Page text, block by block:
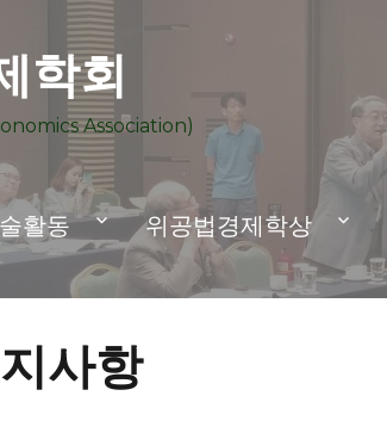
학회
Association)
활동 위공법경제학상
사항